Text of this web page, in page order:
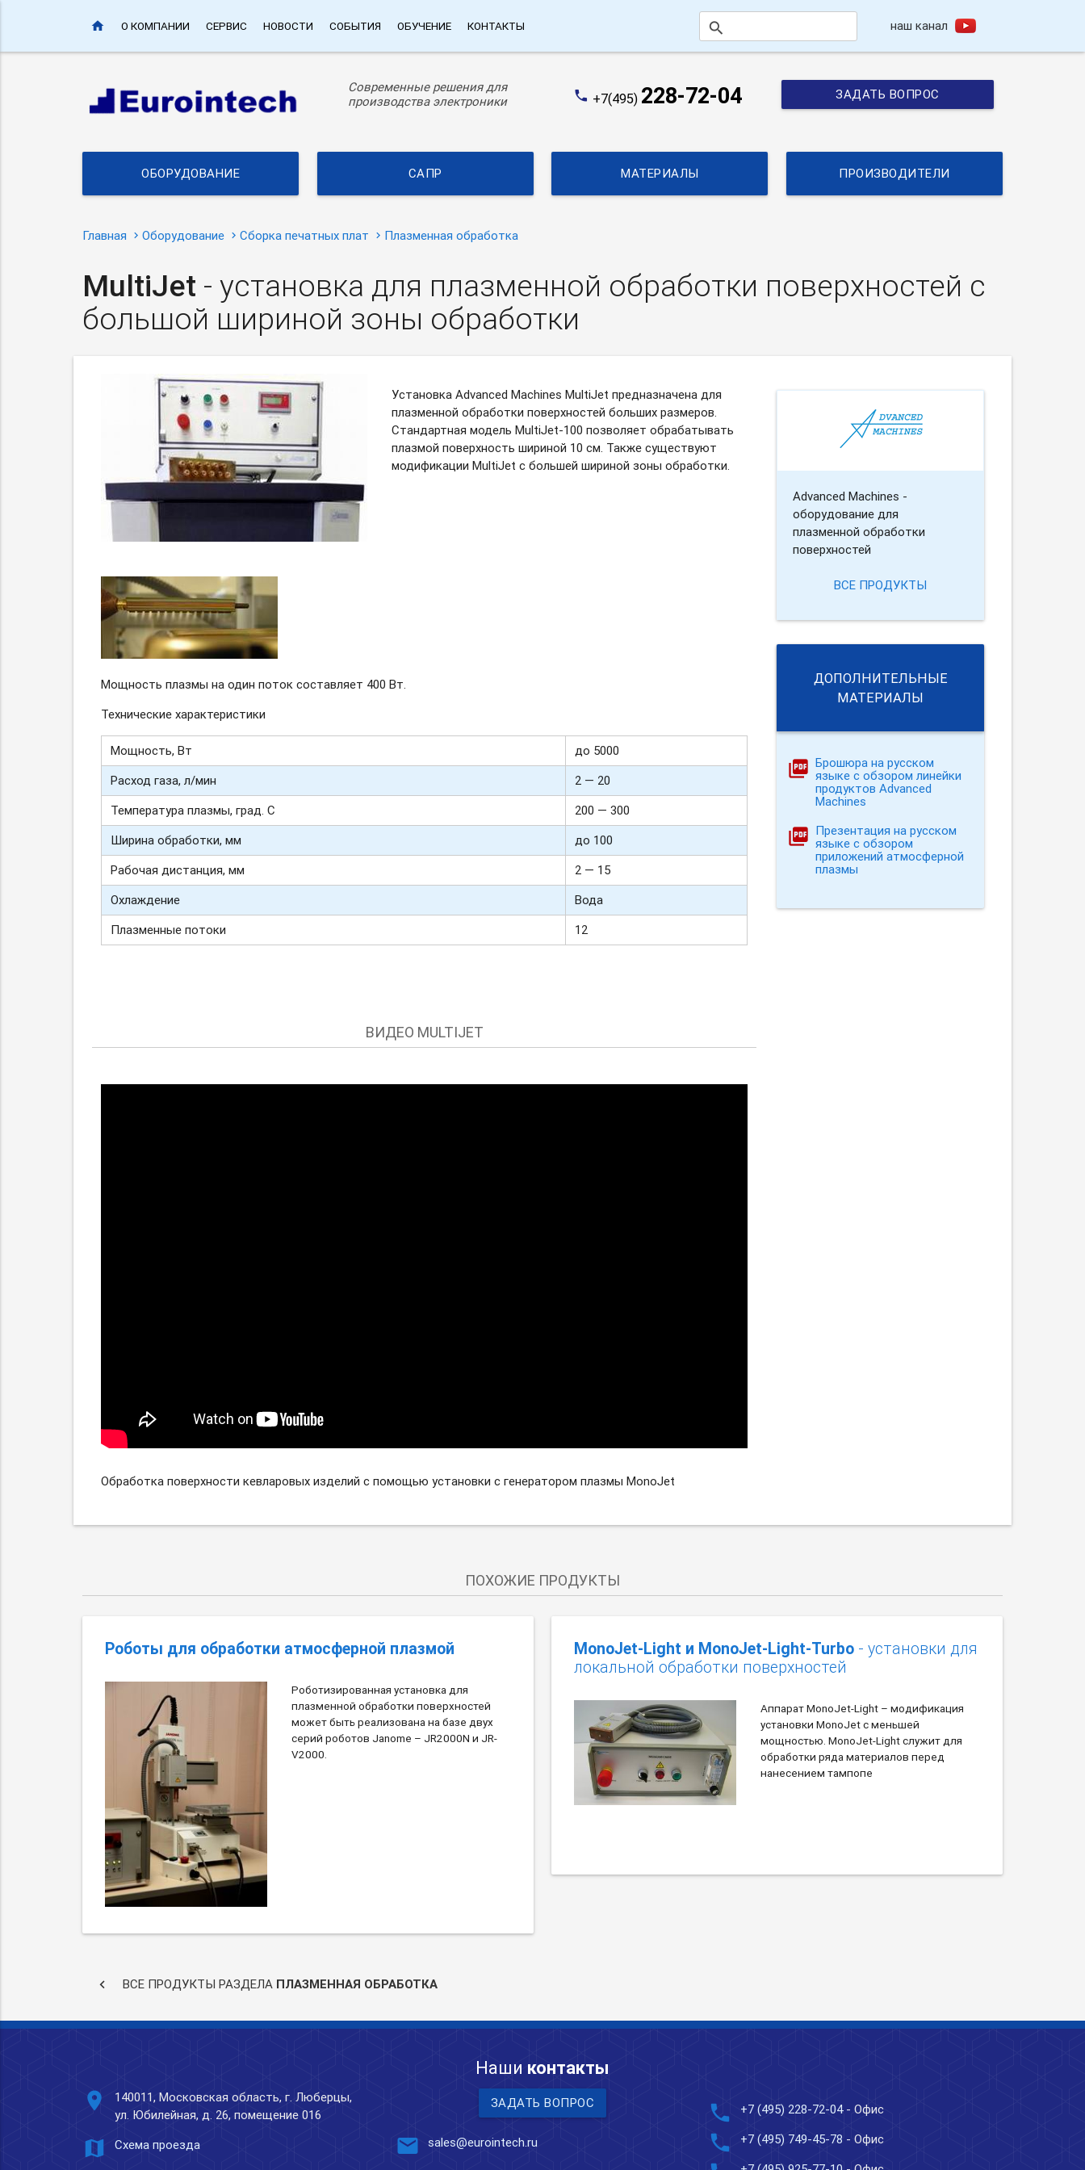
home О КОМПАНИИ СЕРВИС НОВОСТИ СОБЫТИЯ ОБУЧЕНИЕ КОНТАКТЫ search наш канал
Современные решения для
производства электроники
phone +7(495) 228-72-04 ЗАДАТЬ ВОПРОС
ОБОРУДОВАНИЕ САПР МАТЕРИАЛЫ ПРОИЗВОДИТЕЛИ
Главная Оборудование Сборка печатных плат Плазменная обработка
MultiJet - установка для плазменной обработки поверхностей с
большой шириной зоны обработки
Установка Advanced Machines MultiJet предназначена для
плазменной обработки поверхностей больших размеров.
Стандартная модель MultiJet-100 позволяет обрабатывать
плазмой поверхность шириной 10 см. Также существуют
модификации MultiJet с большей шириной зоны обработки.
Мощность плазмы на один поток составляет 400 Вт.
Технические характеристики
Мощность, Вт
до 5000
Расход газа, л/мин
2 — 20
Температура плазмы, град. С
200 — 300
Ширина обработки, мм
до 100
Рабочая дистанция, мм
2 — 15
Охлаждение
Вода
Плазменные потоки
12
ВИДЕО MULTIJET
Обработка поверхности кевларовых изделий с помощью установки с генератором плазмы MonoJet
Advanced Machines -
оборудование для
плазменной обработки
поверхностей
ВСЕ ПРОДУКТЫ
ДОПОЛНИТЕЛЬНЫЕ
МАТЕРИАЛЫ
Брошюра на русском
языке с обзором линейки
продуктов Advanced
Machines
Презентация на русском
языке с обзором
приложений атмосферной
плазмы
ПОХОЖИЕ ПРОДУКТЫ
Роботы для обработки атмосферной плазмой
Роботизированная установка для
плазменной обработки поверхностей
может быть реализована на базе двух
серий роботов Janome – JR2000N и JR-
V2000.
MonoJet-Light и MonoJet-Light-Turbo - установки для
локальной обработки поверхностей
Аппарат MonoJet-Light – модификация
установки MonoJet с меньшей
мощностью. MonoJet-Light служит для
обработки ряда материалов перед
нанесением тампопе
keyboard_arrow_left ВСЕ ПРОДУКТЫ РАЗДЕЛА ПЛАЗМЕННАЯ ОБРАБОТКА
Наши контакты
place
140011, Московская область, г. Люберцы,
ул. Юбилейная, д. 26, помещение 016
map Схема проезда
ЗАДАТЬ ВОПРОС
mail sales@eurointech.ru
phone +7 (495) 228-72-04- Офис
phone +7 (495) 749-45-78 - Офис